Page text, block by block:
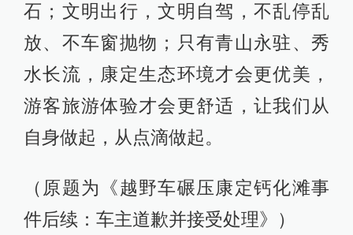
石；文明出行，文明自驾，不乱停乱
放、不车窗抛物；只有青山永驻、秀
水长流，康定生态环境才会更优美，
游客旅游体验才会更舒适，让我们从
自身做起，从点滴做起。
（原题为《越野车碾压康定钙化滩事
件后续：车主道歉并接受处理》）